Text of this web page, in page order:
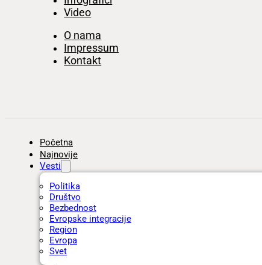
Video
O nama
Impressum
Kontakt
Početna
Najnovije
Vesti
Politika
Društvo
Bezbednost
Evropske integracije
Region
Evropa
Svet